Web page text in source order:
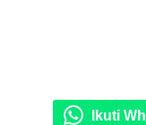
Ikuti